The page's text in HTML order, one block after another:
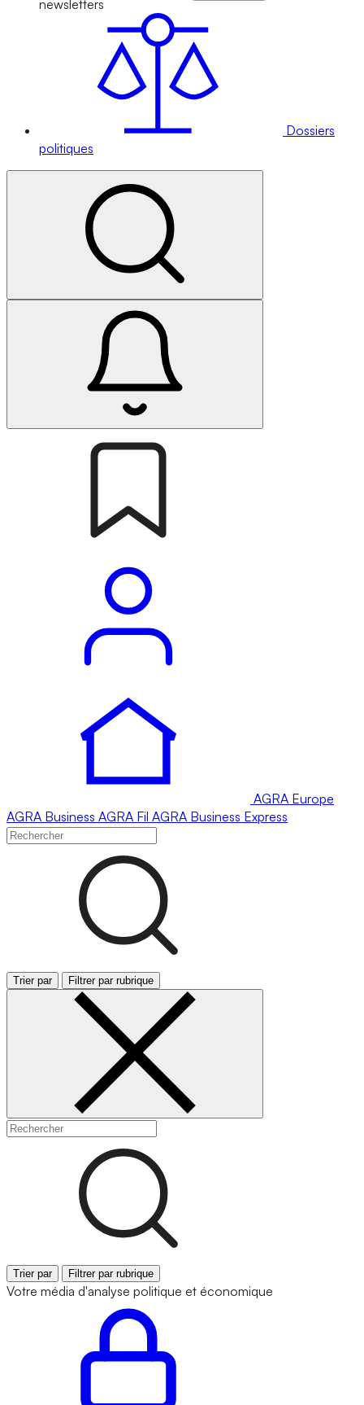
newsletters
Dossiers
politiques
AGRA Europe
AGRA Business AGRA Fil AGRA Business Express
Trier par Filtrer par rubrique
Trier par Filtrer par rubrique
Votre média d'analyse politique et économique